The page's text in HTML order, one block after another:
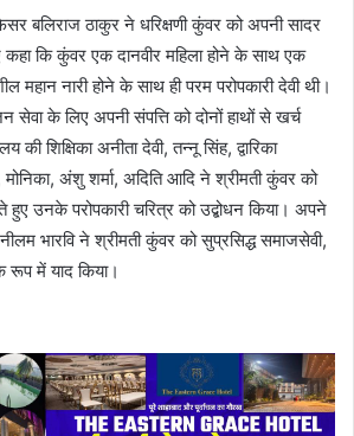
बलिराज ठाकुर ने धरिक्षणी कुंवर को अपनी सादर
कहा कि कुंवर एक दानवीर महिला होने के साथ एक
नारी होने के साथ ही परम परोपकारी देवी थी।
सेवा के लिए अपनी संपत्ति को दोनों हाथों से खर्च
की शिक्षिका अनीता देवी, तन्नू सिंह, द्वारिका
अंशु शर्मा, अदिति आदि ने श्रीमती कुंवर को
हुए उनके परोपकारी चरित्र को उद्बोधन किया। अपने
नीलम भारवि ने श्रीमती कुंवर को सुप्रसिद्ध समाजसेवी,
रूप में याद किया।